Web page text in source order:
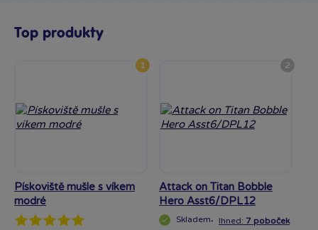
Top produkty
1
Pískoviště mušle s víkem
modré
2
Attack on Titan Bobble
Hero Asst6/DPL12
Skladem· Ihned: 7 poboček